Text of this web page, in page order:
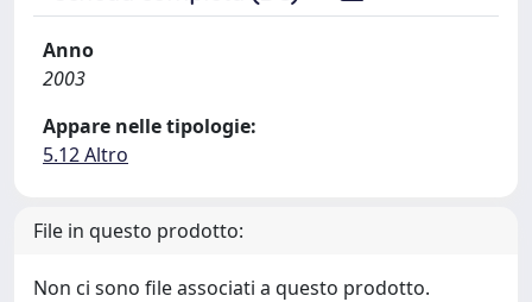
Anno
2003
Appare nelle tipologie:
5.12 Altro
File in questo prodotto:
Non ci sono file associati a questo prodotto.